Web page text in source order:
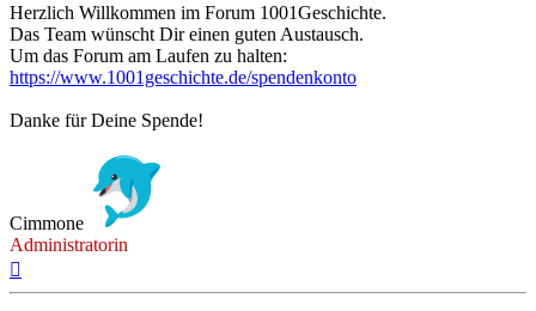
Herzlich Willkommen im Forum 1001Geschichte.
Das Team wünscht Dir einen guten Austausch.
Um das Forum am Laufen zu halten:
https://www.1001geschichte.de/spendenkonto
Danke für Deine Spende!
Cimmone
Administratorin